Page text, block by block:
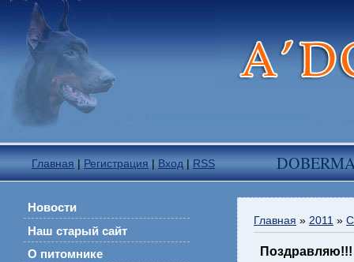
Главная | Регистрация | Вход | RSS
Новости
Наш старый сайт
О питомнике
Главная » 2011 »
Поздравляю!!!